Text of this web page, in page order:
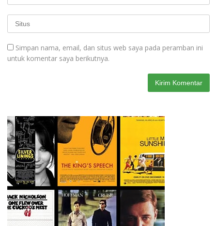
Simpan nama, email, dan situs web saya pada peramban ini
untuk komentar saya berikutnya.